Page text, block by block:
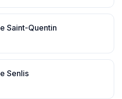
Saint-Quentin
Senlis